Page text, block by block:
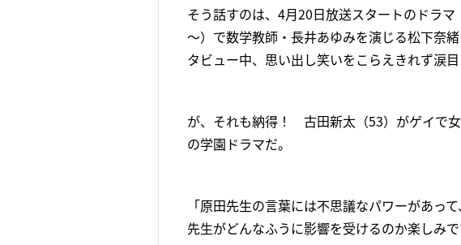
そう話すのは、4月20日放送スタートのドラ
～）で数学教師・長井あゆみを演じる松下奈
タビュー中、思い出し笑いをこらえきれず涙目
が、それも納得！ 古田新太（53）がゲイで
の学園ドラマだ。
「原田先生の言葉には不思議なパワーがあっ
先生がどんなふうに影響を受けるのか楽しみ